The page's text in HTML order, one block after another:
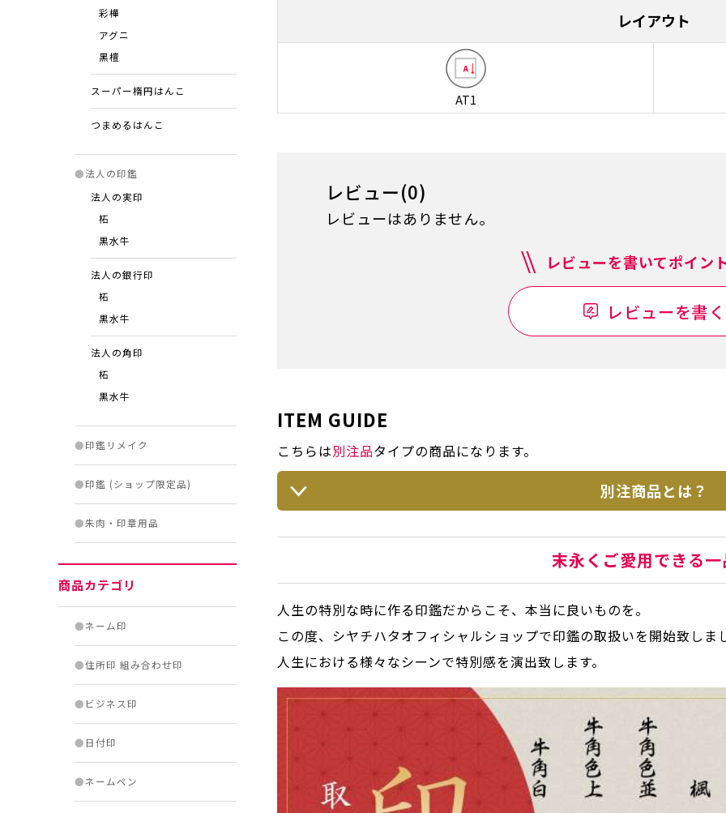
彩樺
アグニ
⿊檀
スーパー楕円はんこ
つまめるはんこ
●法人の印鑑
法人の実印
柘
黒水牛
法人の銀行印
柘
黒水牛
法人の角印
柘
黒水牛
●印鑑リメイク
●印鑑 (ショップ限定品)
●朱肉・印章用品
商品カテゴリ
●ネーム印
●住所印 組み合わせ印
●ビジネス印
●日付印
●ネームペン
レイアウト
AT1
レビュー(0)
レビューはありません。
レビューを書いてポイン
レビューを書く
ITEM GUIDE
こちらは別注品タイプの商品になります。
別注商品とは？
末永くご愛用できる一
人生の特別な時に作る印鑑だからこそ、本当に良いものを。
この度、シヤチハタオフィシャルショップで印鑑の取扱いを開始致しま
人生における様々なシーンで特別感を演出致します。